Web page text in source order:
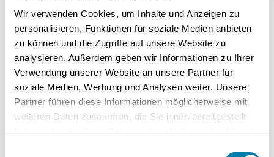
Wir verwenden Cookies, um Inhalte und Anzeigen zu
personalisieren, Funktionen für soziale Medien anbieten
zu können und die Zugriffe auf unsere Website zu
analysieren. Außerdem geben wir Informationen zu Ihrer
Verwendung unserer Website an unsere Partner für
soziale Medien, Werbung und Analysen weiter. Unsere
Partner führen diese Informationen möglicherweise mit
weiteren Daten zusammen, die Sie ihnen bereitgestellt
Gebäudes ab. Daher ist es wichtig, diese Faktoren bei der Auswahl
der richtigen Infrarotheizung zu berücksichtigen. Der
Stromverbrauch einer Infrarotheizung kann anhand der Watt-Zahl
des Gerätes berechnet werden.
Die Stromkosten einer Infrarotheizung lassen sich wie folgt
ermitteln: